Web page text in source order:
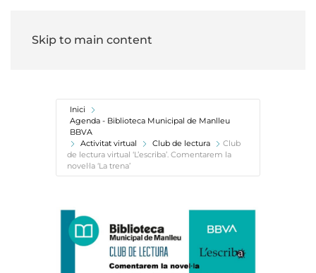
Skip to main content
Inici
Agenda - Biblioteca Municipal de Manlleu
BBVA
Activitat virtual
Club de lectura
Club
de lectura virtual ‘L’escriba’. Comentarem la
novel·la ‘La trena’